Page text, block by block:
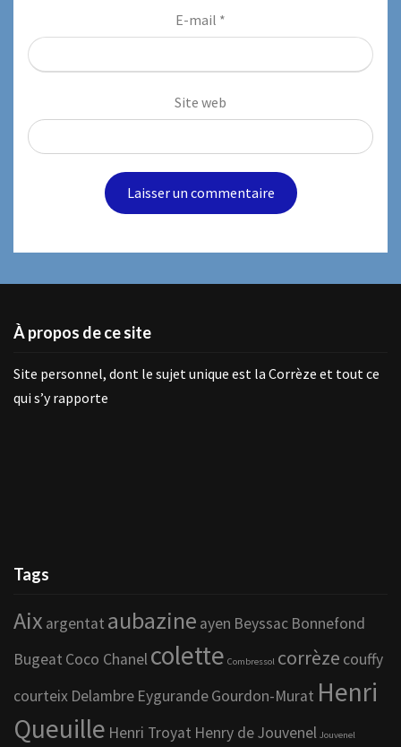
E-mail *
Site web
À propos de ce site
Site personnel, dont le sujet unique est la Corrèze et tout ce
qui s’y rapporte
Tags
Aix argentat aubazine ayen Beyssac Bonnefond
Bugeat Coco Chanelcolette Combressol corrèze couffy
courteix Delambre EygurandeGourdon-Murat Henri
Queuille Henri Troyat Henry de Jouvenel Jouvenel